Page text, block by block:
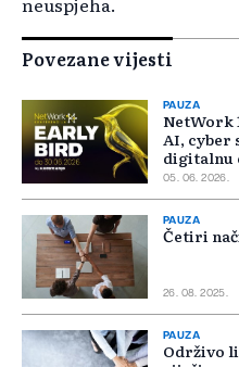
Povezane vijesti
PAUZA
NetWork
AI, cyber
digitalnu
05. 06. 2026.
PAUZA
Četiri
26. 08. 2025.
PAUZA
Održivo